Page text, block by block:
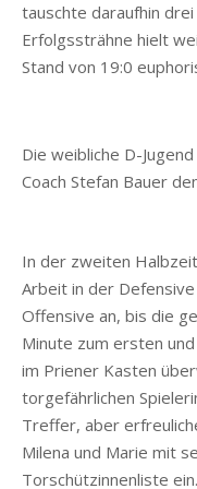
tauschte daraufhin
Erfolgssträhne hielt
Stand von 19:0
Die weibliche D-
Coach Stefan Bauer
In der zweiten
Arbeit in der
Offensive an, bis die
Minute zum ersten
im Priener Kasten
torgefährlichen
Treffer, aber
Milena und Marie mit
Torschützinnenliste